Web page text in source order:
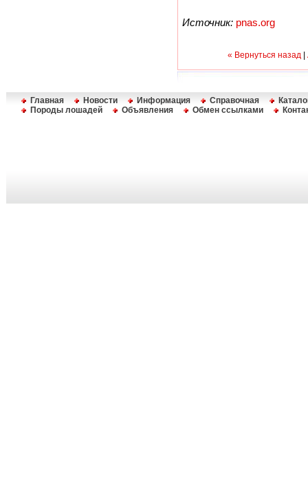
Источник: pnas.org
« Вернуться назад
Главная Новости Информация Справочная
Породы лошадей
Объявления Обмен ссылками